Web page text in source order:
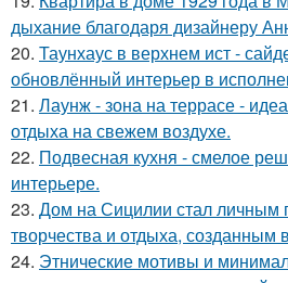
дыхание благодаря дизайнеру
20. Таунхаус в верхнем ист -
обновлённый интерьер в
21. Лаунж - зона на террасе -
отдыха на свежем воздухе.
22. Подвесная кухня - смелое
интерьере.
23. Дом на Сицилии стал личным
творчества и отдыха, созданным
24. Этнические мотивы и